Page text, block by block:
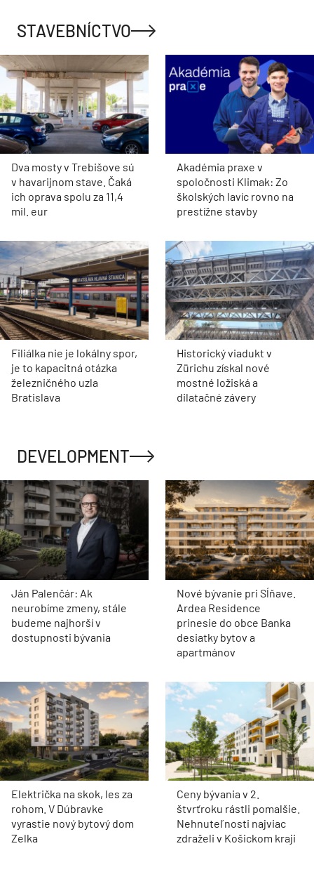
STAVEBNÍCTVO
Dva mosty v Trebišove sú
v havarijnom stave. Čaká
ich oprava spolu za 11,4
mil. eur
Akadémia praxe v
spoločnosti Klimak: Zo
školských lavíc rovno na
prestížne stavby
Filiálka nie je lokálny spor,
je to kapacitná otázka
železničného uzla
Bratislava
Historický viadukt v
Zürichu získal nové
mostné ložiská a
dilatačné závery
DEVELOPMENT
Ján Palenčár: Ak
neurobíme zmeny, stále
budeme najhorší v
dostupnosti bývania
Nové bývanie pri Sĺňave.
Ardea Residence
prinesie do obce Banka
desiatky bytov a
apartmánov
Električka na skok, les za
rohom. V Dúbravke
vyrastie nový bytový dom
Zelka
Ceny bývania v 2.
štvrťroku rástli pomalšie.
Nehnuteľnosti najviac
zdraželi v Košickom kraji